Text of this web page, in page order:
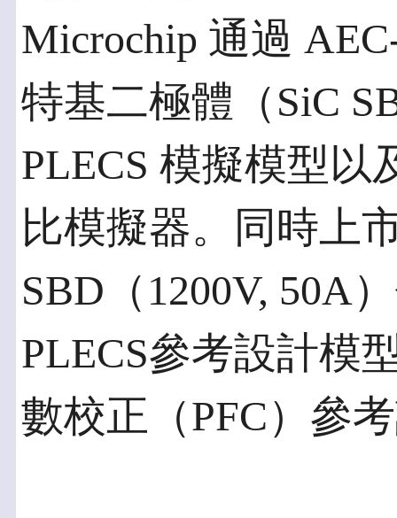
Microchip 通過
特基二極體（SiC
PLECS 模擬模型
比模擬器。同時上
SBD（1200V, 50A
PLECS參考設計模
數校正（PFC）參